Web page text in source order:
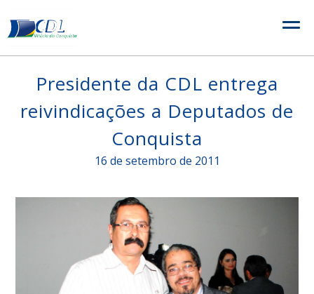
to
content
Presidente da CDL entrega
reivindicações a Deputados de
Conquista
16 de setembro de 2011